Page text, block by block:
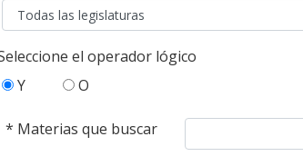
el operador lógico
Y
O
* Materias que buscar